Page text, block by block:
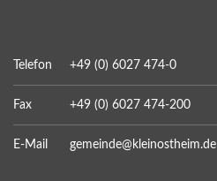
Telefon +49 (0) 6027 474-0
Fax +49 (0) 6027 474-200
E-Mail gemeinde@kleinostheim.de